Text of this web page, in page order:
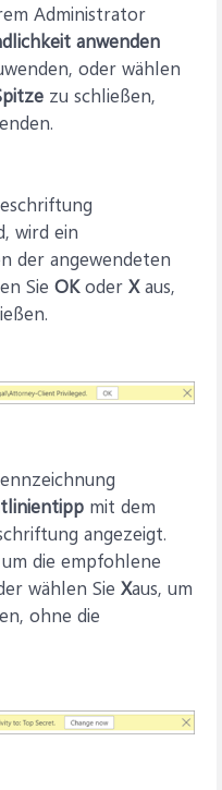
Administrator
anwenden
oder wählen
zu schließen,
wird ein
der angewendeten
Sie OKoder Xaus,
mit dem
angezeigt.
um die empfohlene
wählen Sie Xaus, um
ohne die